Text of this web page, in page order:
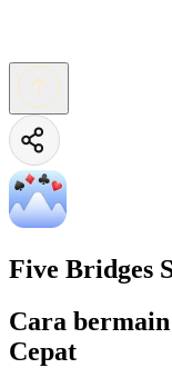
Five Bridges
Cara
Cepat